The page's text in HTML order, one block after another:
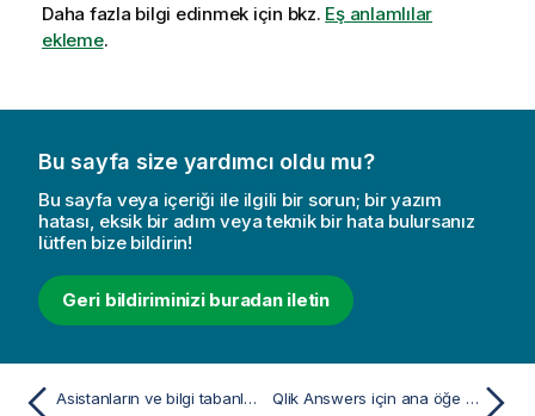
Daha fazla bilgi edinmek için bkz. Eş anlamlılar
ekleme.
Bu sayfa size yardımcı oldu mu?
Bu sayfa veya içeriği ile ilgili bir sorun; bir yazım
hatası, eksik bir adım veya teknik bir hata bulursanız
lütfen bize bildirin!
Geri bildiriminizi buradan iletin
Asistanların ve bilgi tabanlarının oluşturulması ve yönetilmesi için en iyi uygulamalar Qlik Answers için ana öğe açıklamaları yazma